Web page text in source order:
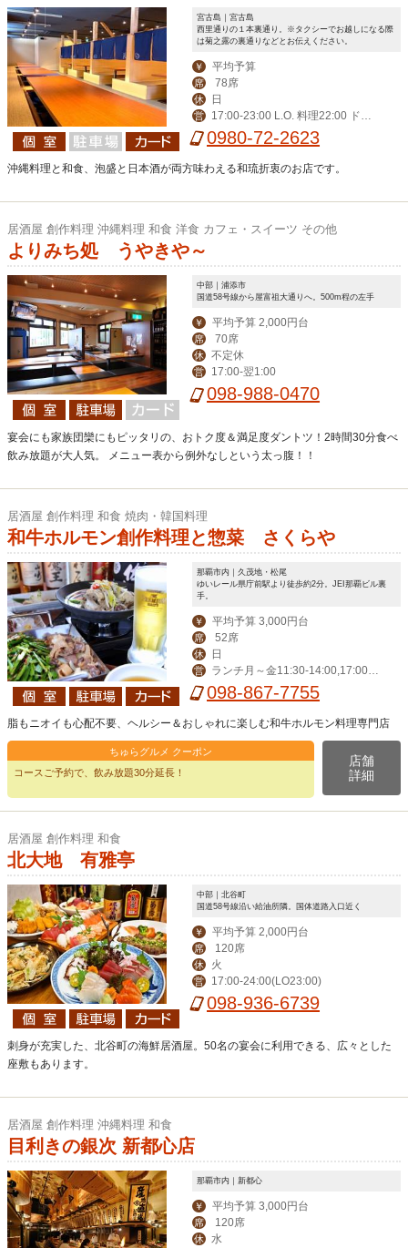
宮古島｜宮古島
西里通りの１本裏通り。※タクシーでお越しになる際
は菊之露の裏通りなどとお伝えください。
￥ 平均予算
席 78席
休 日
営
17:00-23:00 L.O. 料理22:00 ドリ
ンク22:30
0980-72-2623
沖縄料理と和食、泡盛と日本酒が両方味わえる和琉折衷のお店です。
居酒屋 創作料理 沖縄料理 和食 洋食 カフェ・スイーツ その他
よりみち処 うやきや～
中部｜浦添市
国道58号線から屋富祖大通りへ。500m程の左手
￥ 平均予算 2,000円台
席 70席
休 不定休
営 17:00-翌1:00
098-988-0470
宴会にも家族団欒にもピッタリの、おトク度＆満足度ダントツ！2時間30分食べ
飲み放題が大人気。 メニュー表から例外なしという太っ腹！！
居酒屋 創作料理 和食 焼肉・韓国料理
和牛ホルモン創作料理と惣菜 さくらや
那覇市内｜久茂地・松尾
ゆいレール県庁前駅より徒歩約2分。JEI那覇ビル裏
手。
￥ 平均予算 3,000円台
席 52席
休 日
営
ランチ月～金11:30-14:00,17:00-2
4:00（LO 23:00）,祝日17:00-24:00
098-867-7755
脂もニオイも心配不要、ヘルシー＆おしゃれに楽しむ和牛ホルモン料理専門店
ちゅらグルメ クーポン
コースご予約で、飲み放題30分延長！
店舗
詳細
居酒屋 創作料理 和食
北大地 有雅亭
中部｜北谷町
国道58号線沿い給油所隣。国体道路入口近く
￥ 平均予算 2,000円台
席 120席
休 火
営 17:00-24:00(LO23:00)
098-936-6739
刺身が充実した、北谷町の海鮮居酒屋。50名の宴会に利用できる、広々とした
座敷もあります。
居酒屋 創作料理 沖縄料理 和食
目利きの銀次 新都心店
那覇市内｜新都心
￥ 平均予算 3,000円台
席 120席
休 水